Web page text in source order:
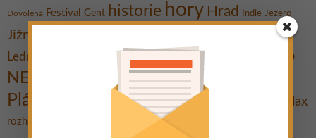
Dovolená Festival Gent historie hory Hrad Indie Jezero
Jižní Morava
Lednicko-valtický areál moře Muzeum
Město
NEJ
OstrovPamátky
Pláž Praktické rady Promítání Relax
rozhledna Tipy na výlet